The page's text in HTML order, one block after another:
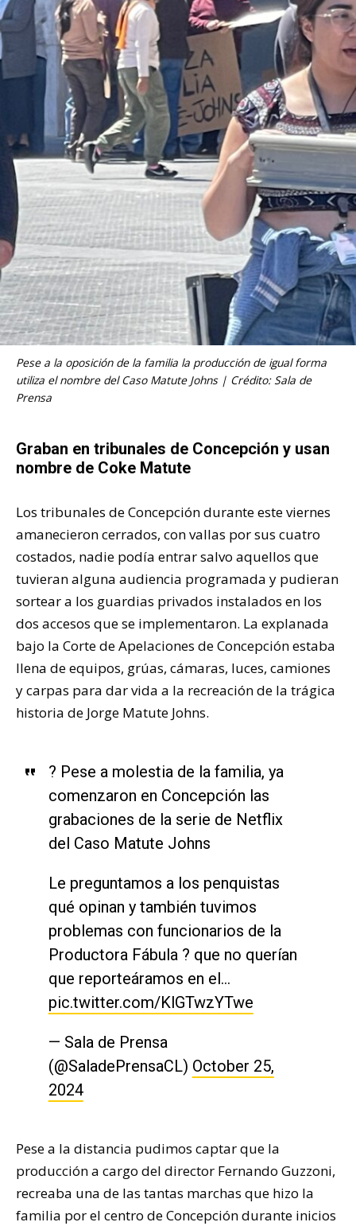
Pese a la oposición de la familia la producción de igual forma
utiliza el nombre del Caso Matute Johns | Crédito: Sala de
Prensa
Graban en tribunales de Concepción y usan
nombre de Coke Matute
Los tribunales de Concepción durante este viernes
amanecieron cerrados, con vallas por sus cuatro
costados, nadie podía entrar salvo aquellos que
tuvieran alguna audiencia programada y pudieran
sortear a los guardias privados instalados en los
dos accesos que se implementaron. La explanada
bajo la Corte de Apelaciones de Concepción estaba
llena de equipos, grúas, cámaras, luces, camiones
y carpas para dar vida a la recreación de la trágica
historia de Jorge Matute Johns.
? Pese a molestia de la familia, ya
comenzaron en Concepción las
grabaciones de la serie de Netflix
del Caso Matute Johns
Le preguntamos a los penquistas
qué opinan y también tuvimos
problemas con funcionarios de la
Productora Fábula ? que no querían
que reporteáramos en el…
pic.twitter.com/KlGTwzYTwe
— Sala de Prensa
(@SaladePrensaCL) October 25,
2024
Pese a la distancia pudimos captar que la
producción a cargo del director Fernando Guzzoni,
recreaba una de las tantas marchas que hizo la
familia por el centro de Concepción durante inicios